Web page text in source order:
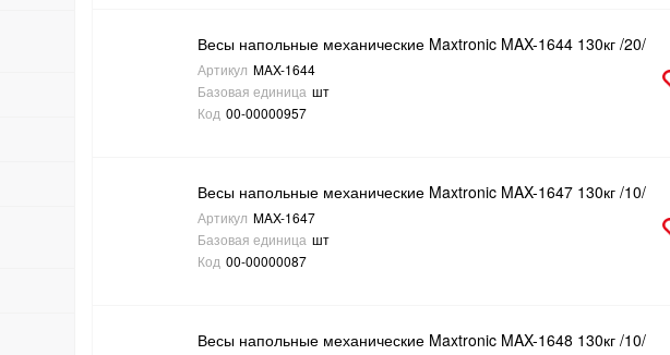
Весы напольные механические Maxtronic MAX-1644 130кг /20/
Артикул MAX-1644
Базовая единица шт
Код 00-00000957
Весы напольные механические Maxtronic MAX-1647 130кг /10/
Артикул MAX-1647
Базовая единица шт
Код 00-00000087
Весы напольные механические Maxtronic MAX-1648 130кг /10/